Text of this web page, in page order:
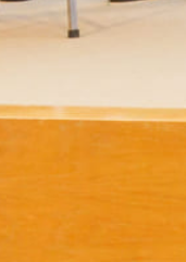
Phòng;
đốc Sở Y
Phó
ty Hàng
Giám đốc
tế. Về phía
chủ tọa
Viết
Giám đốc